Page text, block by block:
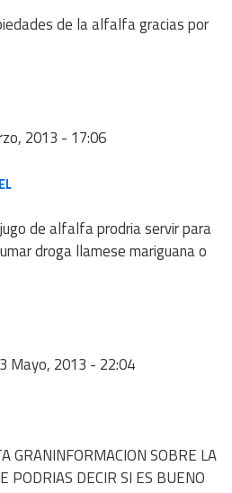
de la alfalfa gracias por
2013 - 17:06
de alfalfa prodria servir para
droga llamese mariguana o
Mayo, 2013 - 22:04
GRANINFORMACION SOBRE LA
PODRIAS DECIR SI ES BUENO